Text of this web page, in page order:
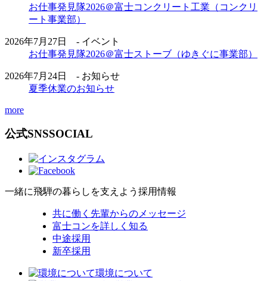
お仕事発見隊2026＠富士コンクリート工業（コンクリ
ート事業部）
2026年7月27日 - イベント
お仕事発見隊2026＠富士ストーブ（ゆきぐに事業部）
2026年7月24日 - お知らせ
夏季休業のお知らせ
more
公式SNSSOCIAL
一緒に飛騨の暮らしを支えよう 採用情報
共に働く先輩からのメッセージ
富士コンを詳しく知る
中途採用
新卒採用
環境について